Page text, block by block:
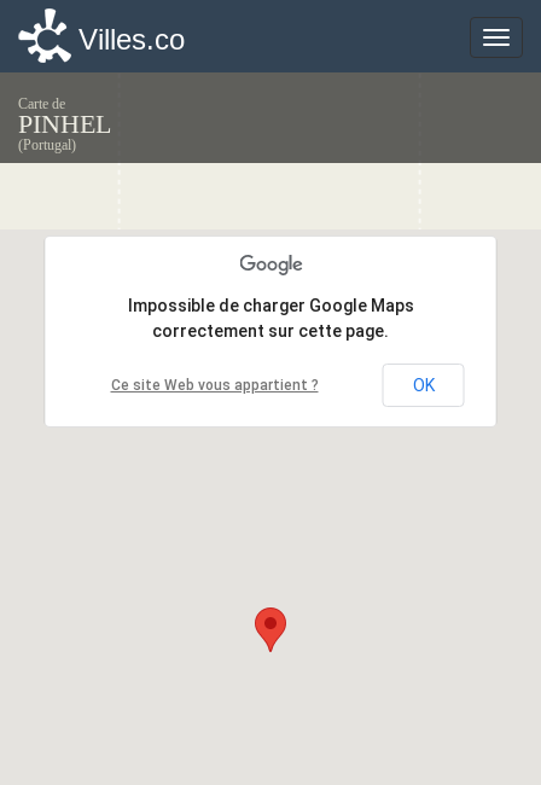
Toggle
Villes.co
Carte de
PINHEL
(Portugal)
Impossible de charger Google Maps
correctement sur cette page.
Ce site Web vous appartient ? OK
Impossible de charger Google Maps
correctement sur cette page.
Ce site Web vous appartient ? OK
Toggle
Villes.co